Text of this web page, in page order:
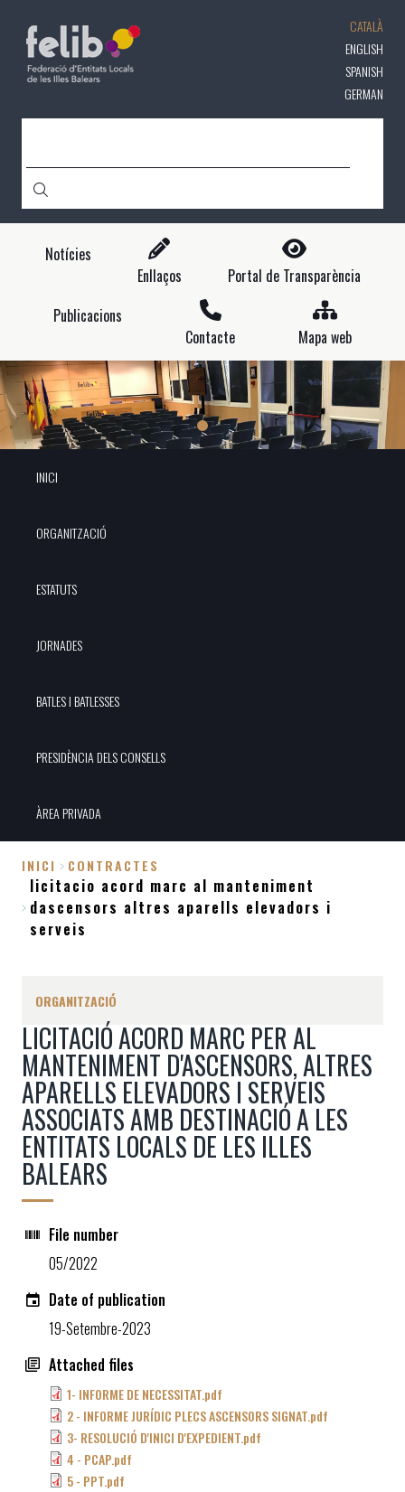
contingut
CATALÀ
ENGLISH
SPANISH
GERMAN
Notícies
Enllaços
Portal de Transparència
Publicacions
Contacte
Mapa web
INICI
ORGANITZACIÓ
ESTATUTS
JORNADES
BATLES I BATLESSES
PRESIDÈNCIA DELS CONSELLS
ÀREA PRIVADA
Fil
d'Ariadna
INICI CONTRACTES
licitacio acord marc al manteniment
dascensors altres aparells elevadors i
serveis
ORGANITZACIÓ
LICITACIÓ ACORD MARC PER AL
MANTENIMENT D'ASCENSORS, ALTRES
APARELLS ELEVADORS I SERVEIS
ASSOCIATS AMB DESTINACIÓ A LES
ENTITATS LOCALS DE LES ILLES
BALEARS
File number
05/2022
Date of publication
19-Setembre-2023
Attached files
1- INFORME DE NECESSITAT.pdf
2 - INFORME JURÍDIC PLECS ASCENSORS SIGNAT.pdf
3- RESOLUCIÓ D'INICI D'EXPEDIENT.pdf
4 - PCAP.pdf
5 - PPT.pdf